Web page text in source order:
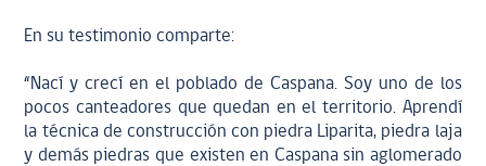
En su testimonio comparte:
“Nací y crecí en el poblado de Caspana. Soy uno de los
pocos canteadores que quedan en el territorio. Aprendí
la técnica de construcción con piedra Liparita, piedra laja
y demás piedras que existen en Caspana sin aglomerado